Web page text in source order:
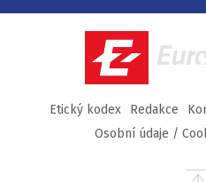
Etický kodex Redakce
Osobní údaje /